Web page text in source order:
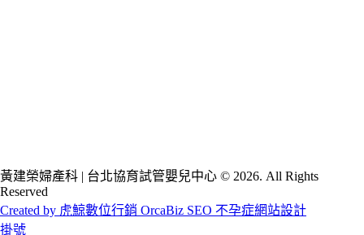
黃建榮婦產科 | 台北協育試管嬰兒中心 © 2026. All Rights
Reserved
Created by 虎鯨數位行銷 OrcaBiz SEO 不孕症網站設計
掛號